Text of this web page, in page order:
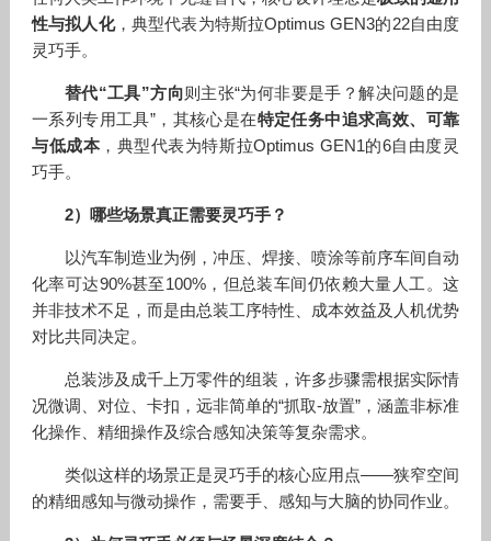
性与拟人化，典型代表为特斯拉Optimus GEN3的22自由度
灵巧手。
替代“工具”方向则主张“为何非要是手？解决问题的是
一系列专用工具”，其核心是在特定任务中追求高效、可靠
与低成本，典型代表为特斯拉Optimus GEN1的6自由度灵
巧手。
2）哪些场景真正需要灵巧手？
以汽车制造业为例，冲压、焊接、喷涂等前序车间自动
化率可达90%甚至100%，但总装车间仍依赖大量人工。这
并非技术不足，而是由总装工序特性、成本效益及人机优势
对比共同决定。
总装涉及成千上万零件的组装，许多步骤需根据实际情
况微调、对位、卡扣，远非简单的“抓取-放置”，涵盖非标准
化操作、精细操作及综合感知决策等复杂需求。
类似这样的场景正是灵巧手的核心应用点——狭窄空间
的精细感知与微动操作，需要手、感知与大脑的协同作业。